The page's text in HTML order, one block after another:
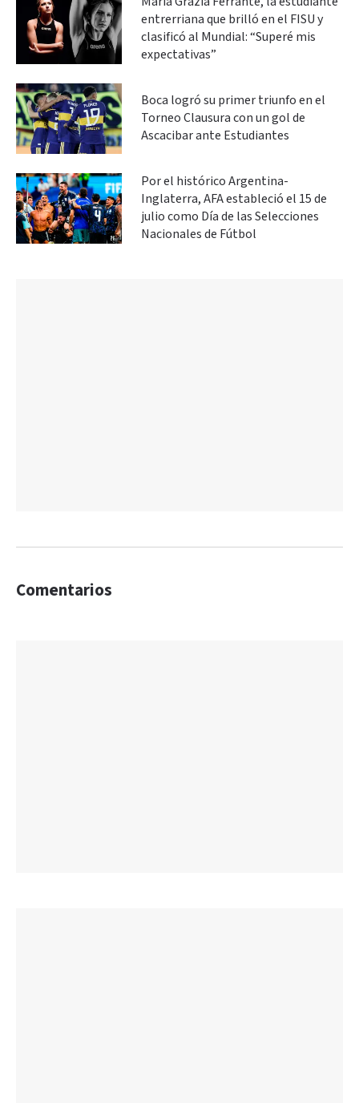
entrerriana que brilló en el FISU y
clasificó al Mundial: “Superé mis
expectativas”
Boca logró su primer triunfo en el
Torneo Clausura con un gol de
Ascacibar ante Estudiantes
Por el histórico Argentina-
Inglaterra, AFA estableció el 15 de
julio como Día de las Selecciones
Nacionales de Fútbol
Comentarios